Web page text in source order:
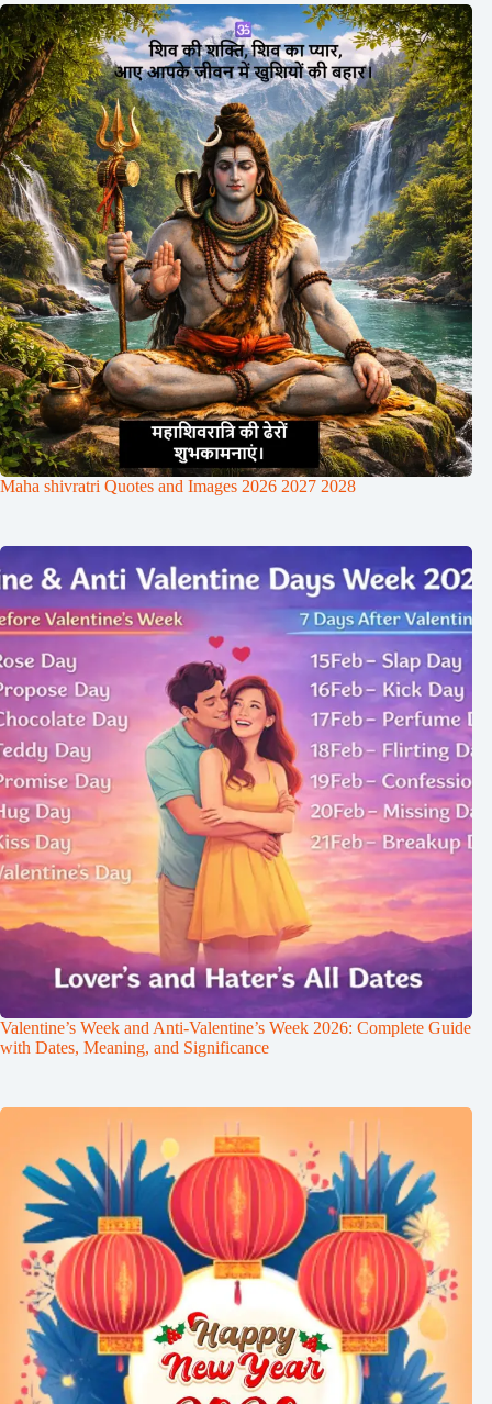
Maha shivratri Quotes and Images 2026 2027 2028
Valentine’s Week and Anti-Valentine’s Week 2026: Complete Guide
with Dates, Meaning, and Significance